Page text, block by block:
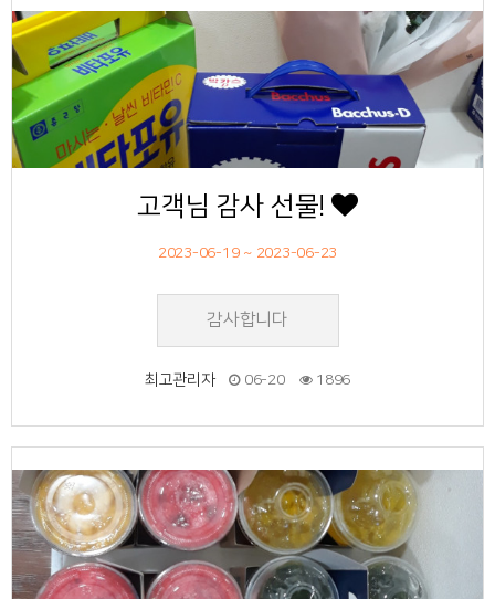
고객님 감사 선물!
2023-06-19 ~ 2023-06-23
감사합니다
최고관리자 06-20 1896
45
작성자
작성일
조회